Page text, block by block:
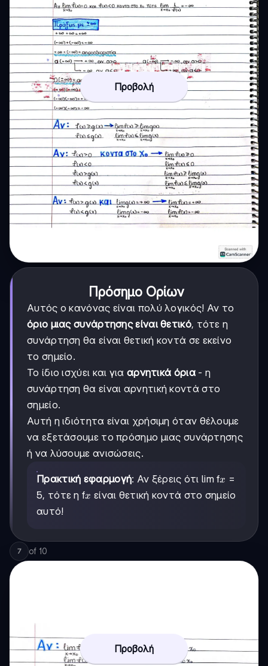
Προβολή
Πρόσημο Ορίων
Αυτός ο κανόνας είναι πολύ λογικός! Αν το
όριο μιας συνάρτησης είναι θετικό, τότε η
συνάρτηση θα είναι θετική κοντά σε εκείνο
το σημείο.
Το ίδιο ισχύει και για αρνητικά όρια- η
συνάρτηση θα είναι αρνητική κοντά στο
σημείο.
Αυτή η ιδιότητα είναι χρήσιμη όταν θέλουμε
να εξετάσουμε το πρόσημο μιας συνάρτησης
ή να λύσουμε ανισώσεις.
Πρακτική εφαρμογή: Αν ξέρεις ότι lim fx
x =
5, τότε η fx
x είναι θετική κοντά στο σημείο
αυτό!
7 of 10
Προβολή